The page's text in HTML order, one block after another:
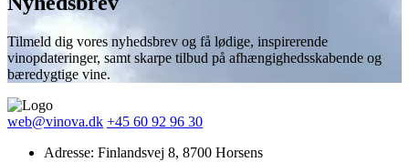
Tilmeld dig vores nyhedsbrev og få lødige, inspirerende
vinopdateringer, samt skarpe tilbud på afhængighedsskabende og
bæredygtige vine.
web@vinova.dk +45 60 92 96 30
Adresse: Finlandsvej 8, 8700 Horsens